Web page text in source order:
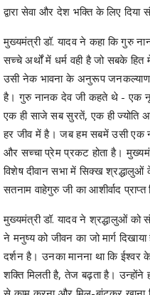
द्वारा सेवा और देश भक्ति के लिए
मुख्यमंत्री डॉ. यादव ने कहा कि गुरु
सच्चे अर्थों में धर्म वही है जो सबके
उसी नेक भावना के अनुरूप
है। गुरु नानक देव जी कहते थे - एक
एक ही साजे सब सुरतें, एक ही ज्योति
हर जीव में है। जब हम सबमें उसी एक
और सच्चा प्रेम प्रकट होता है।
विशेष दीवान सभा में सिक्ख
सतनाम वाहेगुरु जी का आशीर्वाद प्राप्त
मुख्यमंत्री डॉ. यादव ने श्रद्धालुओं
ने मनुष्य को जीवन का जो मार्ग
दर्शन है। उनका मानना था कि
शक्ति मिलती है, तेज बढ़ता है।